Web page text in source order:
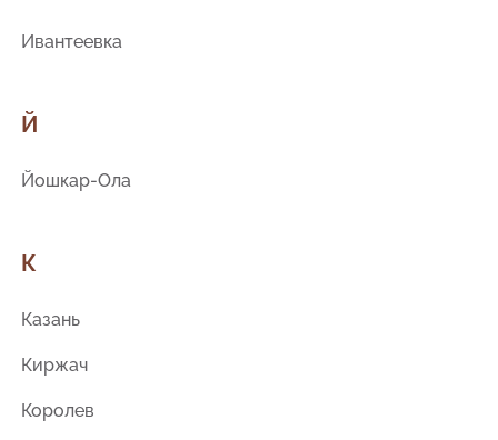
Ивантеевка
Й
Йошкар-Ола
К
Казань
Киржач
Королев